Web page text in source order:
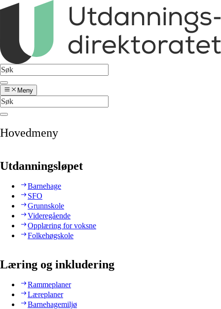
Meny
Hovedmeny
Utdanningsløpet
Barnehage
SFO
Grunnskole
Videregående
Opplæring for voksne
Folkehøgskole
Læring og inkludering
Rammeplaner
Læreplaner
Barnehagemiljø